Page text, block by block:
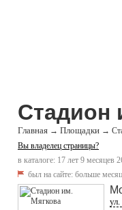
Стадион
Главная → Площадки →
Вы владелец страницы?
в каталоге: 17 лет 9 месяцев
был на сайте: больше